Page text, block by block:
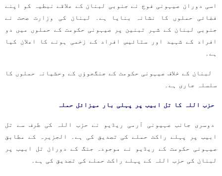
اسی دوران صیہونی فوج نے جنوبی لبنان کے علاقے نبطیہ کو اپنے
فضائی حملوں کا نشانہ بنایا ہے۔ لبنان کی وزارت صحت نے
جنوبی لبنان کے شہر تبنین پر صیہونی حکومت کے حملوں میں دو
افراد کے شہید اور ستائیس افراد کے زخمی ہونے کا اعلان کیا
ہے۔
لبنان کے خلاف صیہونی حکومت کے جنگجوؤں کے وحشیانہ حملوں کا
سلسلہ جاری ہے۔
حزب اللہ کا تل ابیب پر پہلی بار میزائل حملہ
دوسری جانب صہیونی آرمی ریڈیو نے حزب اللہ کی طرف سے تل
ابیب پر پہلے راکٹ حملے کی تصدیق کی ہے۔ الجزیرہ کے مطابق
صیہونی حکومت کے ریڈیو نے موجودہ جنگ کے دوران تل ابیب پر
لبنان کی حزب اللہ کے پہلے راکٹ حملے کی تصدیق کی ہے۔